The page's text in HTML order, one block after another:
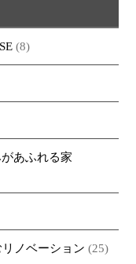
(8)
あふれる家
ノベーション (25)